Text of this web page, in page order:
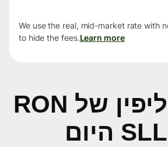
We use the real, mid-market rate
to hide the fees.Learn more
שערי חליפין של RON